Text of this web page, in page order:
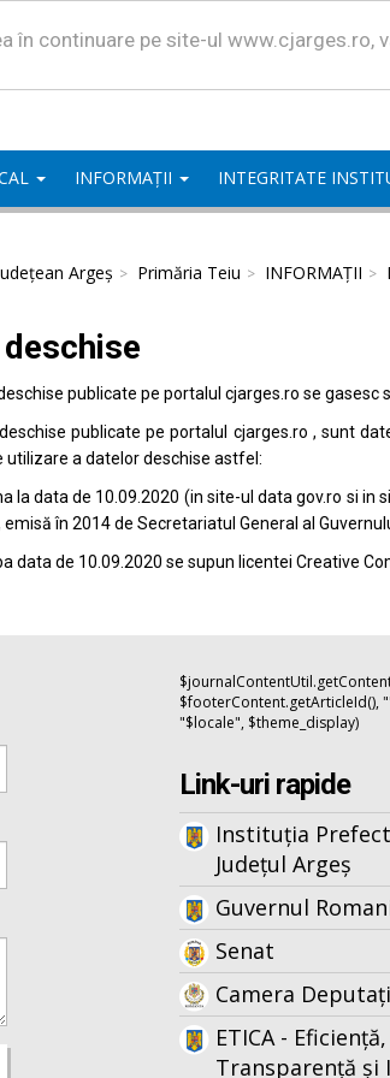
continuare pe site-ul www.cjarges.ro,
INFORMAȚII INTEGRITATE
Argeș Primăria Teiu INFORMAȚII
publicate pe portalul cjarges.ro se gasesc
publicate pe portalul cjarges.ro , sunt
utilizare a datelor deschise astfel:
la data de 10.09.2020 (in site-ul datagov.ro si in
emisă în 2014 de Secretariatul General al
data de 10.09.2020 se supun licentei Creative
$footerContent.getArticleId(),
"$locale", $theme_display)
Link-uri rapide
Instituția
Județul Argeș
Guvernul
Senat
Camera
ETICA - Eficiență,
Transparență și